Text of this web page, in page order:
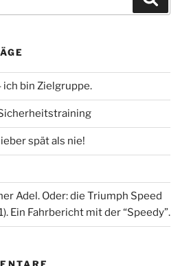
ich bin Zielgruppe.
spät als nie!
Adel. Oder: die Triumph Speed
Ein Fahrbericht mit der “Speedy”.